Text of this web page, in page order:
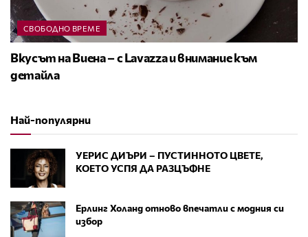
СВОБОДНО ВРЕМЕ
Вкусът на Виена – с Lavazza и внимание към
детайла
Най-популярни
УЕРИС ДИЪРИ – ПУСТИННОТО ЦВЕТЕ,
КОЕТО УСПЯ ДА РАЗЦЪФНЕ
Ерлинг Холанд отново впечатли с модния си
избор